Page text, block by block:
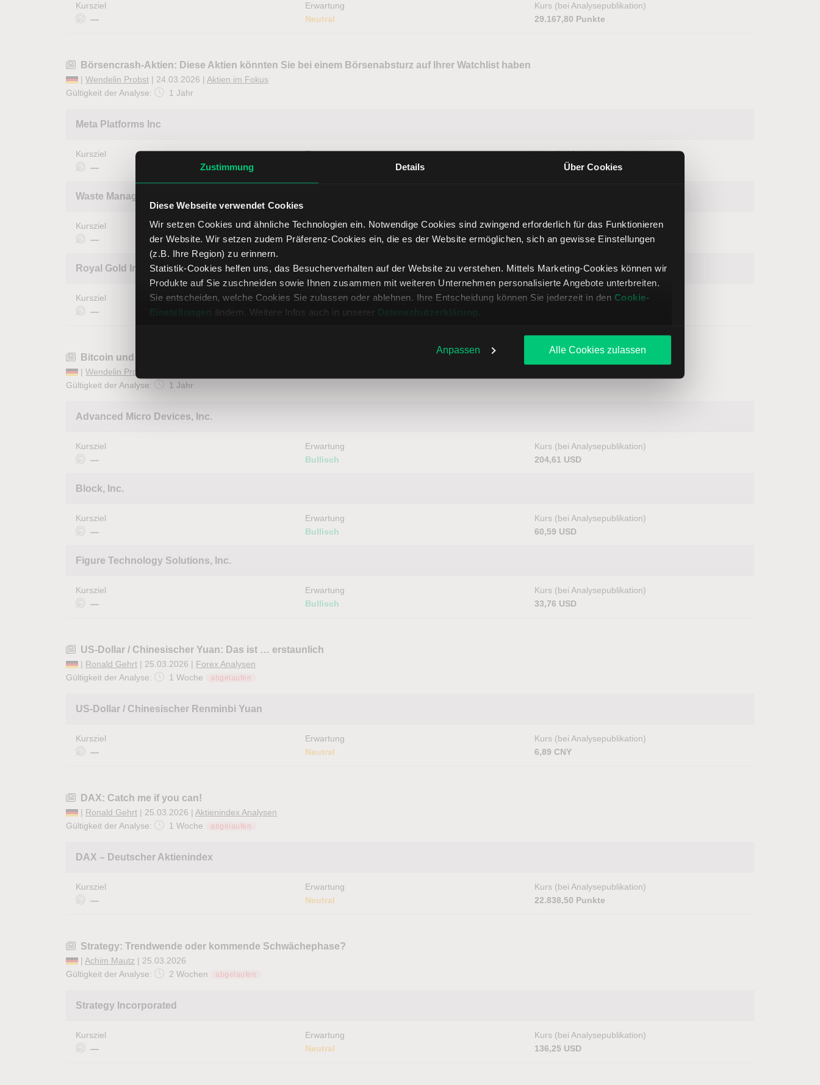
Zustimmung Details Über Cookies
Diese Webseite verwendet Cookies
Wir setzen Cookies und ähnliche Technologien ein. Notwendige Cookies sind zwingend erforderlich für das Funktionieren
der Website. Wir setzen zudem Präferenz-Cookies ein, die es der Website ermöglichen, sich an gewisse Einstellungen
(z.B. Ihre Region) zu erinnern.
Statistik-Cookies helfen uns, das Besucherverhalten auf der Website zu verstehen. Mittels Marketing-Cookies können wir
Produkte auf Sie zuschneiden sowie Ihnen zusammen mit weiteren Unternehmen personalisierte Angebote unterbreiten.
Sie entscheiden, welche Cookies Sie zulassen oder ablehnen. Ihre Entscheidung können Sie jederzeit in den Cookie-
Einstellungen
ändern. Weitere Infos auch in unserer Datenschutzerklärung
Anpassen Alle Cookies zulassen
Kursziel
—
Erwartung
Neutral
Kurs (bei Analysepublikation)
29.167,80 Punkte
Börsencrash-Aktien: Diese Aktien könnten Sie bei einem Börsenabsturz auf Ihrer Watchlist haben
| Wendelin Probst | 24.03.2026 | Aktien im Fokus
Gültigkeit der Analyse:
1 Jahr
Meta Platforms Inc
Kursziel
—
Erwartung
Kurs (bei Analysepublikation)
604,38 USD
Waste Management Inc.
Kursziel
—
Erwartung
Bullisch
Kurs (bei Analysepublikation)
227,54 USD
Royal Gold Inc
Kursziel
—
Erwartung
Bullisch
Kurs (bei Analysepublikation)
Bitcoin und Krypto-Aktien 2026
| Wendelin Probst
Gültigkeit der Analyse:
1 Jahr
Advanced Micro Devices, Inc.
Kursziel
—
Erwartung
Bullisch
Kurs (bei Analysepublikation)
204,61 USD
Block, Inc.
Kursziel
—
Erwartung
Bullisch
Kurs (bei Analysepublikation)
60,59 USD
Figure Technology Solutions, Inc.
Kursziel
—
Erwartung
Bullisch
Kurs (bei Analysepublikation)
33,76 USD
US-Dollar / Chinesischer Yuan: Das ist … erstaunlich
| Ronald Gehrt | 25.03.2026 | Forex Analysen
Gültigkeit der Analyse:
1 Woche abgelaufen
US-Dollar / Chinesischer Renminbi Yuan
Kursziel
—
Erwartung
Neutral
Kurs (bei Analysepublikation)
6,89 CNY
DAX: Catch me if you can!
| Ronald Gehrt | 25.03.2026 | Aktienindex Analysen
Gültigkeit der Analyse:
1 Woche abgelaufen
DAX – Deutscher Aktienindex
Kursziel
—
Erwartung
Neutral
Kurs (bei Analysepublikation)
22.838,50 Punkte
Strategy: Trendwende oder kommende Schwächephase?
| Achim Mautz | 25.03.2026
Gültigkeit der Analyse:
2 Wochen abgelaufen
Strategy Incorporated
Kursziel
—
Erwartung
Neutral
Kurs (bei Analysepublikation)
136,25 USD